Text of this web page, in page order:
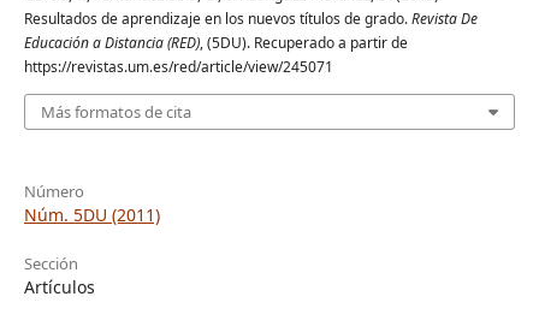
Resultados de aprendizaje en los nuevos títulos de grado.Revista De
Educación a Distancia (RED), (5DU). Recuperado a partir de
https://revistas.um.es/red/article/view/245071
Más formatos de cita
Número
Núm. 5DU (2011)
Sección
Artículos